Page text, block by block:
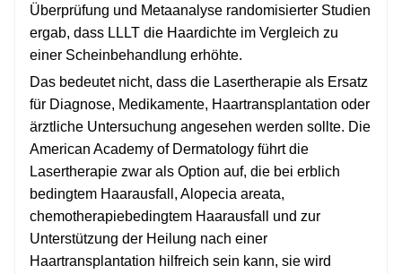
Überprüfung und Metaanalyse randomisierter Studien
ergab, dass LLLT die Haardichte im Vergleich zu
einer Scheinbehandlung erhöhte.
Das bedeutet nicht, dass die Lasertherapie als Ersatz
für Diagnose, Medikamente, Haartransplantation oder
ärztliche Untersuchung angesehen werden sollte. Die
American Academy of Dermatology führt die
Lasertherapie zwar als Option auf, die bei erblich
bedingtem Haarausfall, Alopecia areata,
chemotherapiebedingtem Haarausfall und zur
Unterstützung der Heilung nach einer
Haartransplantation hilfreich sein kann, sie wird